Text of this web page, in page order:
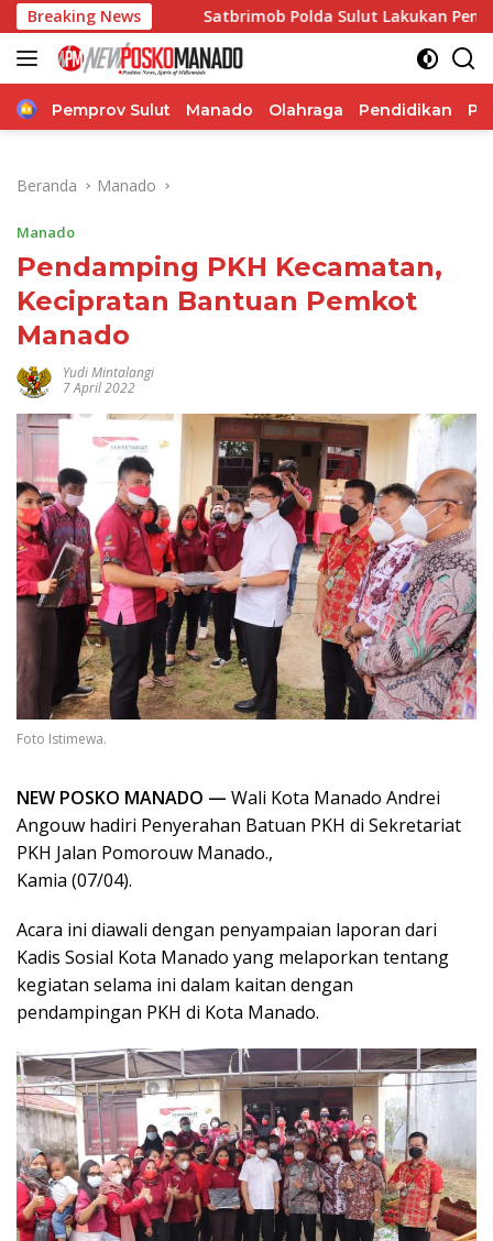
Langsung
ke
konten
Breaking News
Satbrimob Polda Sulut Lakukan Pemadaman
Home
Pemprov Sulut Manado Olahraga Pendidikan
Beranda Manado
Manado
Pendamping PKH Kecamatan,
Kecipratan Bantuan Pemkot
Manado
Yudi Mintalangi
7 April 2022
Foto Istimewa.
NEW POSKO MANADO — Wali Kota Manado Andrei
Angouw hadiri Penyerahan Batuan PKH di Sekretariat
PKH Jalan Pomorouw Manado.,
Kamia (07/04).
Acara ini diawali dengan penyampaian laporan dari
Kadis Sosial Kota Manado yang melaporkan tentang
kegiatan selama ini dalam kaitan dengan
pendampingan PKH di Kota Manado.